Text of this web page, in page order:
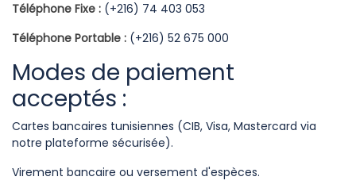
Téléphone Fixe : (+216) 74 403 053
Téléphone Portable : (+216) 52 675 000
Modes de paiement
acceptés :
Cartes bancaires tunisiennes (CIB, Visa, Mastercard via
notre plateforme sécurisée).
Virement bancaire ou versement d'espèces.